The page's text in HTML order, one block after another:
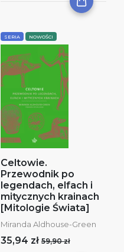
SERIA NOWOŚCI
Celtowie.
Przewodnik po
legendach, elfach i
mitycznych krainach
[Mitologie Świata]
Miranda Aldhouse-Green
35,94 zł 59,90 zł